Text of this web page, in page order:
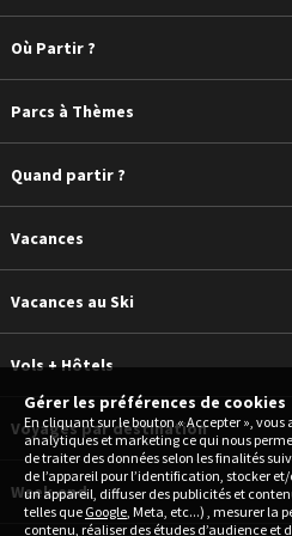
Gérer les préférences de cookies
En cliquant sur le bouton « Accepter »,
analytiques et marketing ce qui nous
de traiter des données selon les finalités
de l’appareil pour l’identification, stocker
un appareil, diffuser des publicités et
telles que Google, Meta, etc...) , mesurer la
contenu, réaliser des études d’audience et
Où Partir ?
Parcs à Thèmes
Quand partir ?
Vacances
Vacances au Ski
Vols + Hôtels
Voyages par destination
Week-end